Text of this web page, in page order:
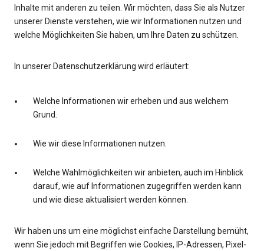
Inhalte mit anderen zu teilen. Wir möchten, dass Sie als Nutzer
unserer Dienste verstehen, wie wir Informationen nutzen und
welche Möglichkeiten Sie haben, um Ihre Daten zu schützen.
In unserer Datenschutzerklärung wird erläutert:
Welche Informationen wir erheben und aus welchem
Grund.
Wie wir diese Informationen nutzen.
Welche Wahlmöglichkeiten wir anbieten, auch im Hinblick
darauf, wie auf Informationen zugegriffen werden kann
und wie diese aktualisiert werden können.
Wir haben uns um eine möglichst einfache Darstellung bemüht,
wenn Sie jedoch mit Begriffen wie Cookies, IP-Adressen, Pixel-